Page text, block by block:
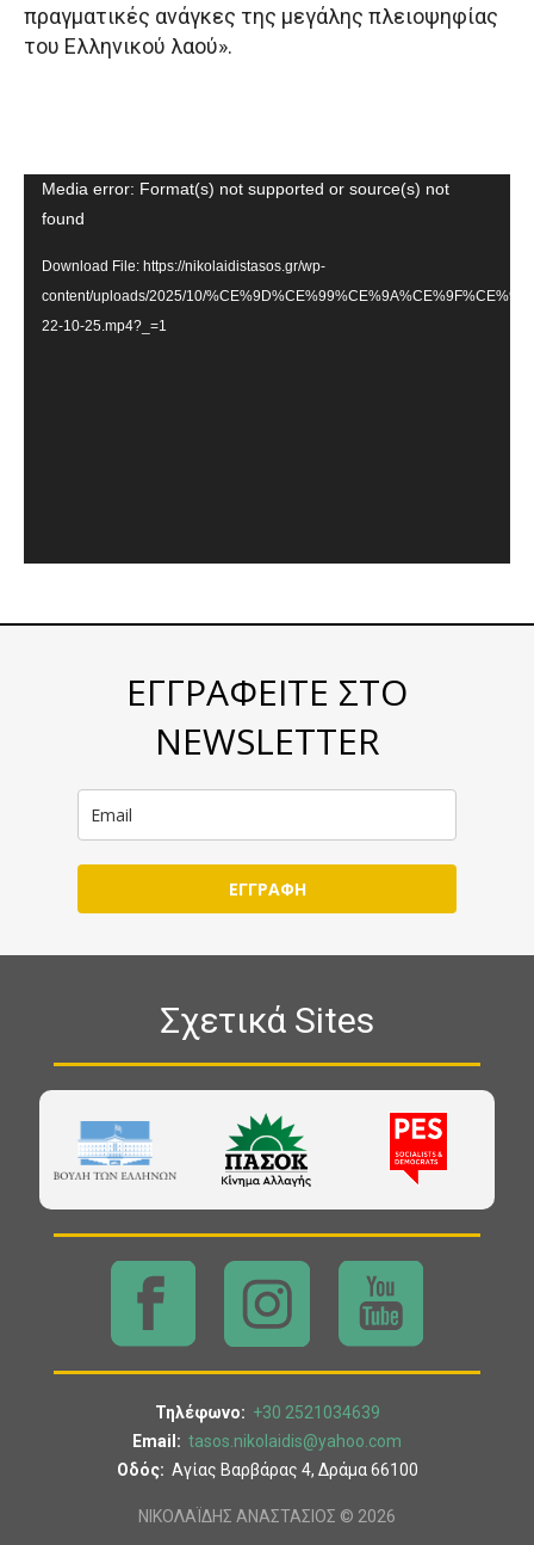
πραγματικές ανάγκες της μεγάλης πλειοψηφίας
του Ελληνικού λαού».
Video
Player
Media error: Format(s) not supported or source(s) not
found
Download File: https://nikolaidistasos.gr/wp-
content/uploads/2025/10/
22-10-25.mp4?_=1
ΕΓΓΡΑΦΕΙΤΕ ΣΤΟ
NEWSLETTER
ΕΓΓΡΑΦΗ
Σχετικά Sites
Τηλέφωνο: +30 2521034639
Email: tasos.nikolaidis@yahoo.com
Οδός: Αγίας Βαρβάρας 4, Δράμα 66100
ΝΙΚΟΛΑΪΔΗΣ ΑΝΑΣΤΑΣΙΟΣ © 2026